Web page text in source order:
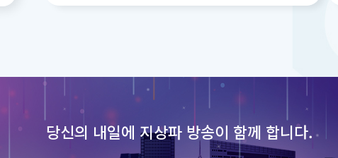
당신의 내일에 지상파 방송이 함께 합니다.